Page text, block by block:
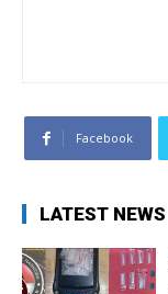
Facebook
LATEST NEWS